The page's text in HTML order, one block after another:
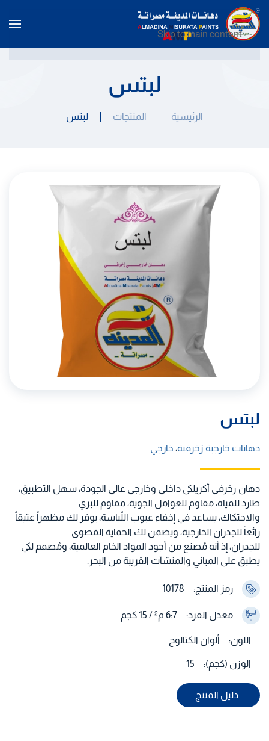
Skip to main content
لبتس
الرئيسية المنتجات لبتس
لبتس
دهانات خارجية زخرفية، خارجي
دهان زخرفي أكريلكى داخلي وخارجي عالي الجودة، سهل التطبيق،
طارد للمياه، مقاوم للعوامل الجوية، مقاوم للبري
والاحتكاك، يساعد في إخفاء عيوب اللّياسة، يوفر لك مظهراً عتيقاً
رائعاً للجدران الخارجية، ويضمن لك الحماية القصوى
للجدران، إذ أنه مُصنع من أجود المواد الخام العالمية، ومُصمم لكي
يطبق على المباني والمنشآت القريبة من البحر.
رمز المنتج: 10178
معدل الفرد: 6:7 م² / 15 كجم
اللون: ألوان الكتالوج
الوزن (كجم): 15
دليل المنتج